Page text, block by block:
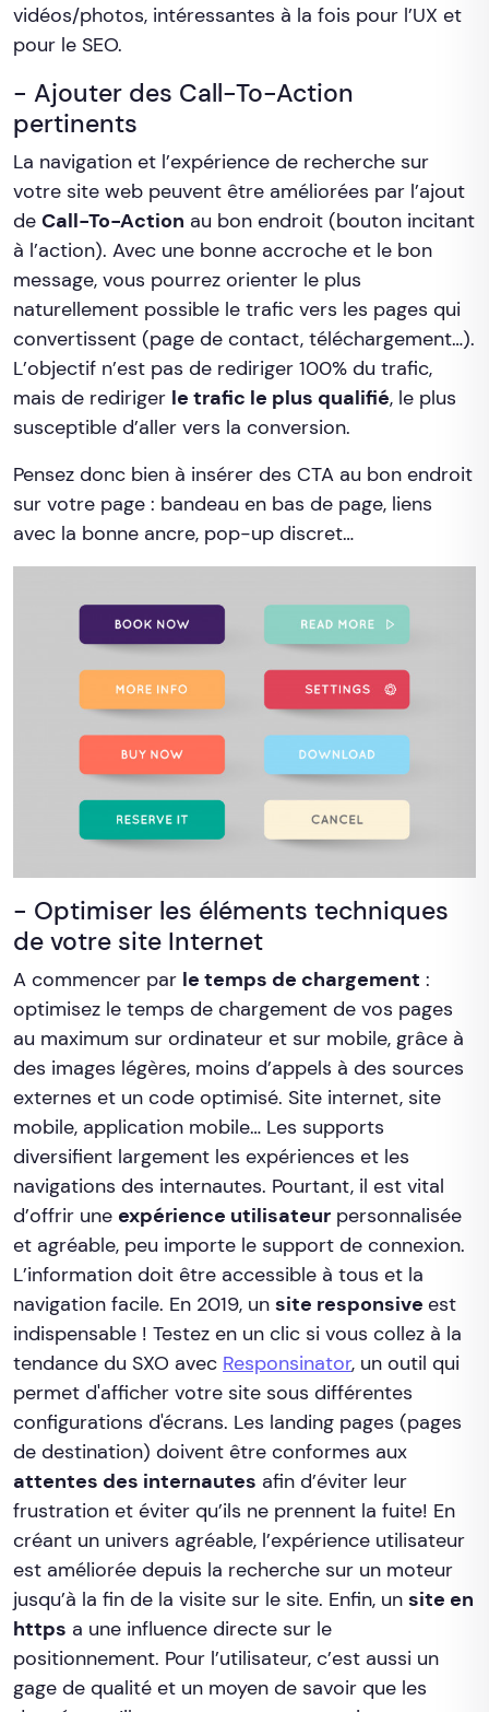
vidéos/photos, intéressantes à la fois pour l’UX et
pour le SEO.
- Ajouter des Call-To-Action
pertinents
La navigation et l’expérience de recherche sur
votre site web peuvent être améliorées par l’ajout
de Call-To-Action au bon endroit (bouton incitant
à l’action). Avec une bonne accroche et le bon
message, vous pourrez orienter le plus
naturellement possible le trafic vers les pages qui
convertissent (page de contact, téléchargement…).
L’objectif n’est pas de rediriger 100% du trafic,
mais de rediriger le trafic le plus qualifié, le plus
susceptible d’aller vers la conversion.
Pensez donc bien à insérer des CTA au bon endroit
sur votre page : bandeau en bas de page, liens
avec la bonne ancre, pop-up discret…
- Optimiser les éléments techniques
de votre site Internet
A commencer par le temps de chargement :
optimisez le temps de chargement de vos pages
au maximum sur ordinateur et sur mobile, grâce à
des images légères, moins d’appels à des sources
externes et un code optimisé. Site internet, site
mobile, application mobile… Les supports
diversifient largement les expériences et les
navigations des internautes. Pourtant, il est vital
d’offrir une expérience utilisateur personnalisée
et agréable, peu importe le support de connexion.
L’information doit être accessible à tous et la
navigation facile. En 2019, un site responsive est
indispensable ! Testez en un clic si vous collez à la
tendance du SXO avec Responsinator, un outil qui
permet d'afficher votre site sous différentes
configurations d'écrans. Les landing pages (pages
de destination) doivent être conformes aux
attentes des internautes afin d’éviter leur
frustration et éviter qu’ils ne prennent la fuite! En
créant un univers agréable, l’expérience utilisateur
est améliorée depuis la recherche sur un moteur
jusqu’à la fin de la visite sur le site. Enfin, un site en
https a une influence directe sur le
positionnement. Pour l’utilisateur, c’est aussi un
gage de qualité et un moyen de savoir que les